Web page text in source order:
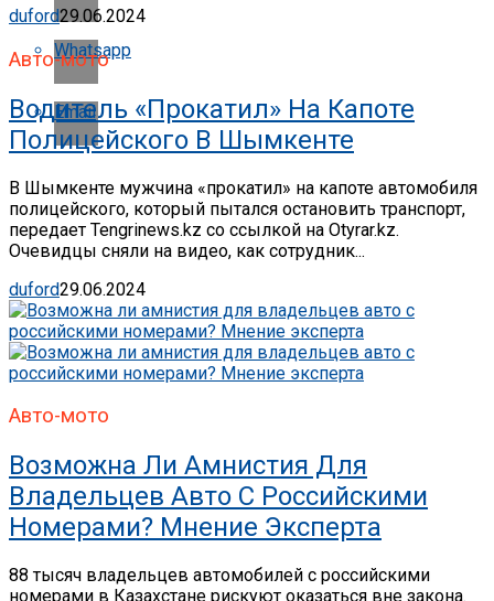
Whatsapp
Email
duford29.06.2024
Авто-мото
Водитель «прокатил» На Капоте
Полицейского В Шымкенте
В Шымкенте мужчина «прокатил» на капоте автомобиля
полицейского, который пытался остановить транспорт,
передает Tengrinews.kz со ссылкой на Otyrar.kz.
Очевидцы сняли на видео, как сотрудник...
duford29.06.2024
Авто-мото
Возможна Ли Амнистия Для
Владельцев Авто С Российскими
Номерами? Мнение Эксперта
88 тысяч владельцев автомобилей с российскими
номерами в Казахстане рискуют оказаться вне закона.